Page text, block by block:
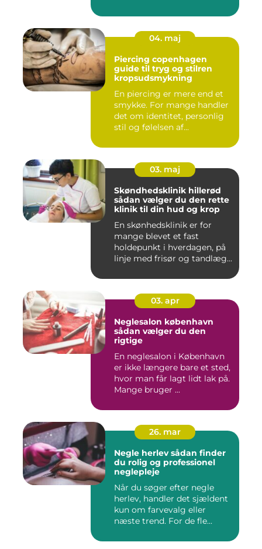
04. maj
Piercing copenhagen
guide til tryg og stilren
kropsudsmykning
En piercing er mere end et
smykke. For mange handler
det om identitet, personlig
stil og følelsen af...
03. maj
Skøndhedsklinik hillerød
sådan vælger du den rette
klinik til din hud og krop
En skønhedsklinik er for
mange blevet et fast
holdepunkt i hverdagen, på
linje med frisør og tandlæg...
03. apr
Neglesalon københavn
sådan vælger du den
rigtige
En neglesalon i København
er ikke længere bare et sted,
hvor man får lagt lidt lak på.
Mange bruger ...
26. mar
Negle herlev sådan finder
du rolig og professionel
neglepleje
Når du søger efter negle
herlev, handler det sjældent
kun om farvevalg eller
næste trend. For de fle...